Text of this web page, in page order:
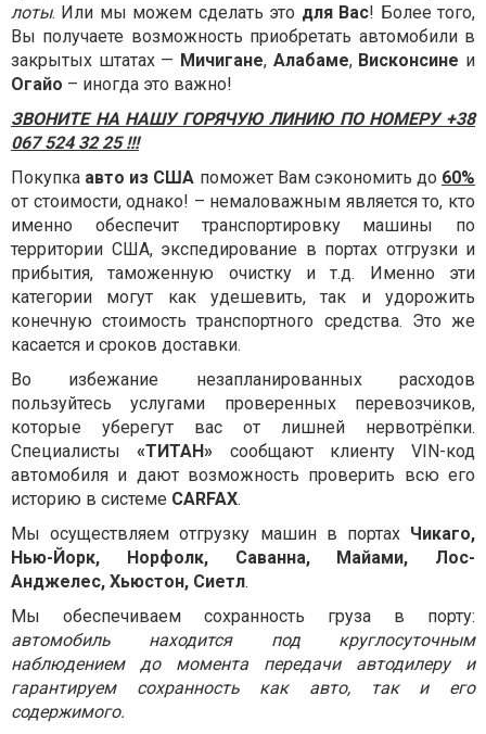
лоты. Или мы можем сделать это для Вас! Более того,
Вы получаете возможность приобретать автомобили в
закрытых штатах — Мичигане, Алабаме, Висконсине и
Огайо – иногда это важно!
ЗВОНИТЕ НА НАШУ ГОРЯЧУЮ ЛИНИЮ ПО НОМЕРУ +38
067 524 32 25 !!!
Покупка авто из США поможет Вам сэкономить до 60%
от стоимости, однако! – немаловажным является то, кто
именно обеспечит транспортировку машины по
территории США, экспедирование в портах отгрузки и
прибытия, таможенную очистку и т.д. Именно эти
категории могут как удешевить, так и удорожить
конечную стоимость транспортного средства. Это же
касается и сроков доставки.
Во избежание незапланированных расходов
пользуйтесь услугами проверенных перевозчиков,
которые уберегут вас от лишней нервотрёпки.
Специалисты«ТИТАН» сообщают клиенту VIN-код
автомобиля и дают возможность проверить всю его
историю в системе CARFAX.
Мы осуществляем отгрузку машин в портах Чикаго,
Нью-Йорк, Норфолк, Саванна, Майами, Лос-
Анджелес, Хьюстон, Сиетл.
Мы обеспечиваем сохранность груза в порту:
автомобиль находится под круглосуточным
наблюдением до момента передачи автодилеру и
гарантируем сохранность как авто, так и его
содержимого.